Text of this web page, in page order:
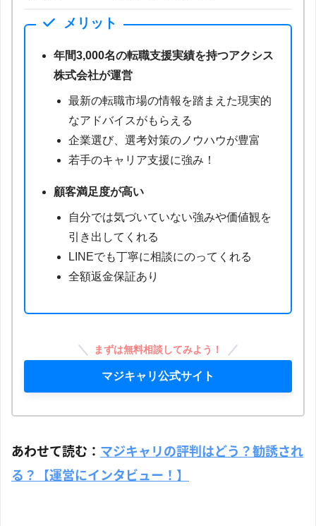
メリット
年間3,000名の転職支援実績を持つアクシス
株式会社が運営
最新の転職市場の情報を踏まえた現実的
なアドバイスがもらえる
企業選び、選考対策のノウハウが豊富
若手のキャリア支援に強み！
顧客満足度が高い
自分では気づいていない強みや価値観を
引き出してくれる
LINEでも丁寧に相談にのってくれる
全額返金保証あり
まずは無料相談してみよう！
マジキャリ公式サイト
あわせて読む： マジキャリの評判はどう？勧誘され
る？【運営にインタビュー！】